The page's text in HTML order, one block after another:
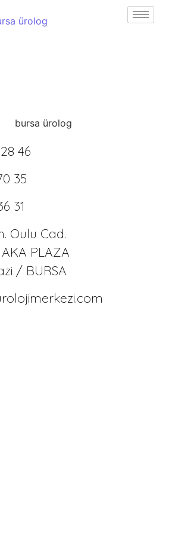
46
35
31
Oulu Cad.
PLAZA
/ BURSA